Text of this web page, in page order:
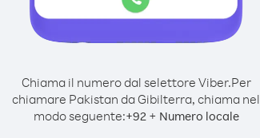
Chiama il numero dal selettore Viber.Per
chiamare Pakistan da Gibilterra, chiama nel
modo seguente:+92+ Numero locale